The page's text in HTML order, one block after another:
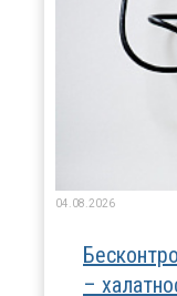
04.08.2026
–